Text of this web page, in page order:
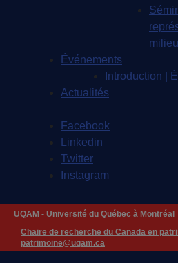
Événements
Introduction |
Actualités
Facebook
Linkedin
Twitter
Instagram
UQAM - Université du Québec à Montréal
Chaire de recherche du Canada en
patrimoine@uqam.ca